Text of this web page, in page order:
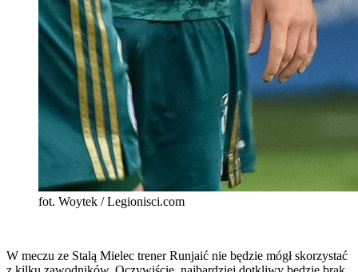
fot. Woytek / Legionisci.com
W meczu ze Stalą Mielec trener Runjaić nie będzie mógł skorzystać